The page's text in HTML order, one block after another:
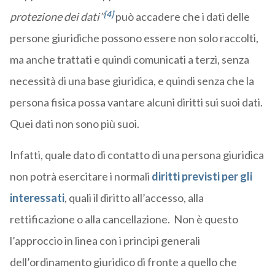
protezione dei dati”[4] può accadere che i dati delle
persone giuridiche possono essere non solo raccolti,
ma anche trattati e quindi comunicati a terzi, senza
necessità di una base giuridica, e quindi senza che la
persona fisica possa vantare alcuni diritti sui suoi dati.
Quei dati non sono più suoi.
Infatti, quale dato di contatto di una persona giuridica
non potrà esercitare i normali diritti previsti per gli
interessati, quali il diritto all’accesso, alla
rettificazione o alla cancellazione. Non è questo
l’approccio in linea con i principi generali
dell’ordinamento giuridico di fronte a quello che